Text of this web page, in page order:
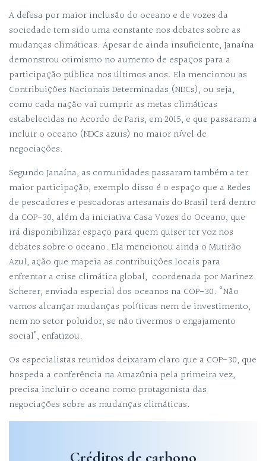
A defesa por maior inclusão do oceano e de vozes da
sociedade tem sido uma constante nos debates sobre as
mudanças climáticas. Apesar de ainda insuficiente, Janaína
demonstrou otimismo no aumento de espaços para a
participação pública nos últimos anos. Ela mencionou as
Contribuições Nacionais Determinadas (NDCs), ou seja,
como cada nação vai cumprir as metas climáticas
estabelecidas no Acordo de Paris, em 2015, e que passaram a
incluir o oceano (NDCs azuis) no maior nível de
negociações.
Segundo Janaína, as comunidades passaram também a ter
maior participação, exemplo disso é o espaço que a Redes
de pescadores e pescadoras artesanais do Brasil terá dentro
da COP-30, além da iniciativa Casa Vozes do Oceano, que
irá disponibilizar espaço para quem quiser ter voz nos
debates sobre o oceano. Ela mencionou ainda o Mutirão
Azul, ação que mapeia as contribuições locais para
enfrentar a crise climática global, coordenada por Marinez
Scherer, enviada especial dos oceanos na COP-30. “Não
vamos alcançar mudanças políticas nem de investimento,
nem no setor poluidor, se não tivermos o engajamento
social”, enfatizou.
Os especialistas reunidos deixaram claro que a COP-30, que
hospeda a conferência na Amazônia pela primeira vez,
precisa incluir o oceano como protagonista das
negociações sobre as mudanças climáticas.
Créditos de carbono